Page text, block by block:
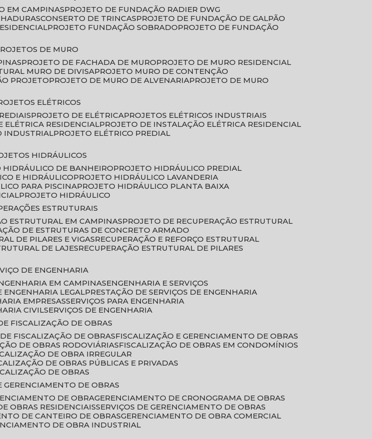
EM CAMPINAS
PROJETO DE FUNDAÇÃO RADIER DWG
CONSERTO DE TRINCAS
PROJETO DE FUNDAÇÃO DE GALPÃO
PROJETO FUNDAÇÃO SOBRADO
PROJETO DE FUNDAÇÃO
PROJETOS DE MURO
PROJETO DE FACHADA DE MURO
PROJETO DE MURO RESIDENCIAL
MURO DE DIVISA
PROJETO MURO DE CONTENÇÃO
PROJETO PROJETO DE MURO DE ALVENARIA
PROJETO DE MURO
ELÉTRICOS
PROJETO DE ELÉTRICA
PROJETOS ELÉTRICOS INDUSTRIAIS
ELÉTRICA RESIDENCIAL
PROJETO DE INSTALAÇÃO ELÉTRICA RESIDENCIAL
INDUSTRIAL
PROJETO ELÉTRICO PREDIAL
HIDRÁULICOS
HIDRÁULICO DE BANHEIRO
PROJETO HIDRÁULICO PREDIAL
E HIDRÁULICO
PROJETO HIDRÁULICO LAVANDERIA
PARA PISCINA
PROJETO HIDRÁULICO PLANTA BAIXA
PROJETO HIDRÁULICO
ESTRUTURAIS
ESTRUTURAL EM CAMPINAS
PROJETO DE RECUPERAÇÃO ESTRUTURAL
DE ESTRUTURAS DE CONCRETO ARMADO
DE PILARES E VIGAS
RECUPERAÇÃO E REFORÇO ESTRUTURAL
DE LAJES
RECUPERAÇÃO ESTRUTURAL DE PILARES
DE ENGENHARIA
EM CAMPINAS
ENGENHARIA E SERVIÇOS
ENGENHARIA LEGAL
PRESTAÇÃO DE SERVIÇOS DE ENGENHARIA
EMPRESAS SERVIÇOS PARA ENGENHARIA
CIVIL SERVIÇOS DE ENGENHARIA
FISCALIZAÇÃO DE OBRAS
DE FISCALIZAÇÃO DE OBRAS
FISCALIZAÇÃO E GERENCIAMENTO DE OBRAS
DE OBRAS RODOVIÁRIAS
FISCALIZAÇÃO DE OBRAS EM CONDOMÍNIOS
DE OBRA IRREGULAR
DE OBRAS PÚBLICAS E PRIVADAS
DE OBRAS
GERENCIAMENTO DE OBRAS
DE OBRA
GERENCIAMENTO DE CRONOGRAMA DE OBRAS
OBRAS RESIDENCIAIS SERVIÇOS DE GERENCIAMENTO DE OBRAS
DE CANTEIRO DE OBRAS
GERENCIAMENTO DE OBRA COMERCIAL
DE OBRA INDUSTRIAL